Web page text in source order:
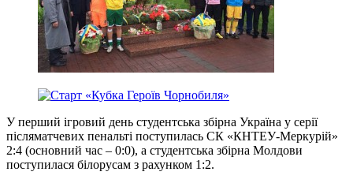
У перший ігровий день студентська збірна Україна у серії
післяматчевих пенальті поступилась СК «КНТЕУ-Меркурій»
2:4 (основний час – 0:0), а студентська збірна Молдови
поступилася білорусам з рахунком 1:2.